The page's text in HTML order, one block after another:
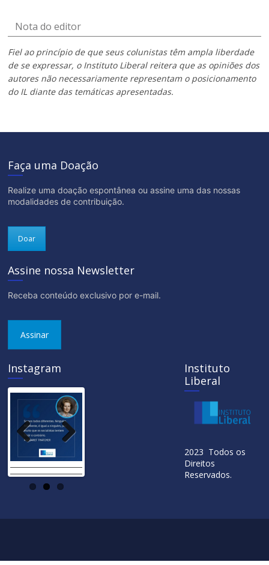
Nota do editor
Fiel ao princípio de que seus colunistas têm ampla liberdade
de se expressar, o Instituto Liberal reitera que as opiniões dos
autores não necessariamente representam o posicionamento
do IL diante das temáticas apresentadas.
Faça uma Doação
Realize uma doação espontânea ou assine uma das nossas
modalidades de contribuição.
Doar
Assine nossa Newsletter
Receba conteúdo exclusivo por e-mail.
Assinar
Instagram
ous
Instituto
Liberal
2023 Todos os
Direitos
Reservados.